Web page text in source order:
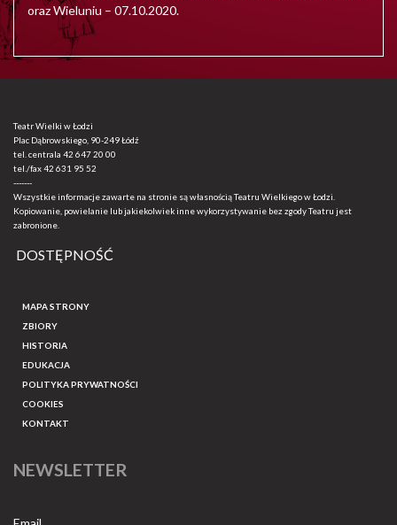
oraz Wieluniu – 07.10.2020.
Teatr Wielki w Łodzi
Plac Dąbrowskiego, 90-249 Łódź
tel. centrala 42 647 20 00
tel./fax42 631 95 52
-------
Wszystkie informacje zawarte na stronie są własnością Teatru Wielkiego w Łodzi.
Kopiowanie, powielanie lub jakiekolwiek inne wykorzystywanie bez zgody Teatru jest
zabronione.
DOSTĘPNOŚĆ
MAPA STRONY
ZBIORY
HISTORIA
EDUKACJA
POLITYKA PRYWATNOŚCI
COOKIES
KONTAKT
NEWSLETTER